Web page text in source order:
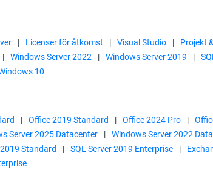
| Licenser för åtkomst | Visual Studio | Projekt
| Windows Server 2022 | Windows Server 2019 |
10
| Office 2019 Standard | Office 2024 Pro |
Server 2025 Datacenter | Windows Server 2022
Standard | SQL Server 2019 Enterprise |